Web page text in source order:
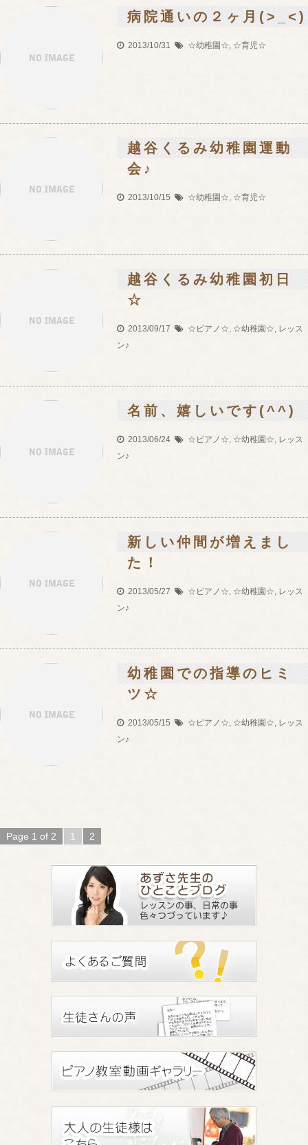
病院通いの２ヶ月(>_<)
2013/10/31 ☆幼稚園☆ ☆育児☆
越谷くるみ幼稚園運動
会♪
2013/10/15 ☆幼稚園☆ ☆育児☆
越谷くるみ幼稚園初日
☆
2013/09/17 ☆ピアノ☆ ☆幼稚園☆
レッス
ン♪
名前、嬉しいです(^^)
2013/06/24 ☆ピアノ☆ ☆幼稚園☆
レッス
ン♪
新しい仲間が増えまし
た！
2013/05/27 ☆ピアノ☆ ☆幼稚園☆
レッス
ン♪
幼稚園での指導のヒミ
ツ☆
2013/05/15 ☆ピアノ☆ ☆幼稚園☆
レッス
ン♪
Page 1 of 2 1 2